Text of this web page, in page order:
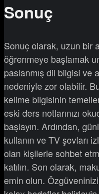
Sonuç
Sonuç olarak, uzun bir
öğrenmeye başlamak
paslanmış dil bilgisi ve
nedeniyle zor olabilir.
kelime bilgisinin
eski ders notlarınızı
başlayın. Ardından,
kullanın ve TV şovları
olan kişilerle sohbet
katılın. Son olarak,
emin olun.